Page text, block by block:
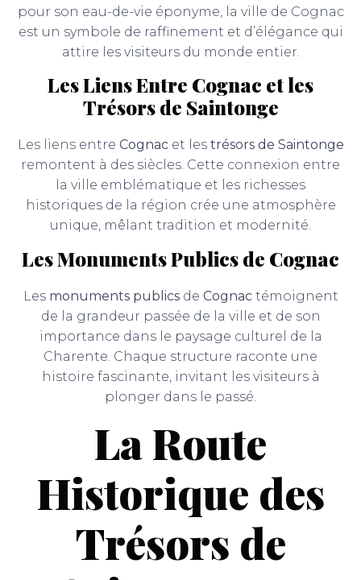
pour son eau-de-vie éponyme, la ville de Cognac
est un symbole de raffinement et d’élégance qui
attire les visiteurs du monde entier.
Les Liens Entre Cognac et les
Trésors de Saintonge
Les liens entre Cognacet les trésors de Saintonge
remontent à des siècles. Cette connexion entre
la ville emblématique et les richesses
historiques de la région crée une atmosphère
unique, mêlant tradition et modernité.
Les Monuments Publics de Cognac
Les monuments publicsde Cognactémoignent
de la grandeur passée de la ville et de son
importance dans le paysage culturel de la
Charente. Chaque structure raconte une
histoire fascinante, invitant les visiteurs à
plonger dans le passé.
La Route
Historique des
Trésors de